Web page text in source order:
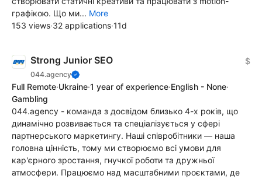
графікою. Що ми... More
153 views·32 applications·11d
Strong Junior SEO
044.agency
$
Full Remote·Ukraine·1 year of experience·English - None·
Gambling
044.agency - команда з досвідом близько 4-х років, що
динамічно розвивається та спеціалізується у сфері
партнерського маркетингу. Наші співробітники — наша
головна цінність, тому ми створюємо всі умови для
кар'єрного зростання, гнучкої роботи та дружньої
атмосфери. Працюємо над масштабними проєктами, де